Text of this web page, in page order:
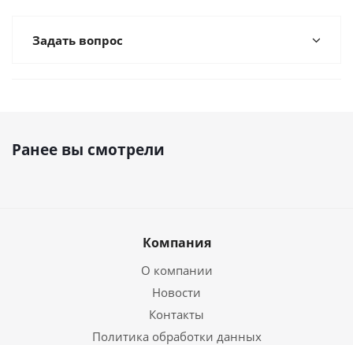
Задать вопрос
Ранее вы смотрели
Компания
О компании
Новости
Контакты
Политика обработки данных